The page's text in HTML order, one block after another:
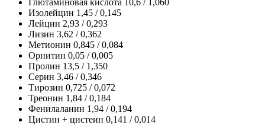
Изолейцин 1,45 / 0,145
Лейцин 2,93 / 0,293
Лизин 3,62 / 0,362
Метионин 0,845 / 0,084
Орнитин 0,05 / 0,005
Пролин 13,5 / 1,350
Серин 3,46 / 0,346
Тирозин 0,725 / 0,072
Треонин 1,84 / 0,184
Фенилаланин 1,94 / 0,194
Цистин + цистеин 0,141 / 0,014